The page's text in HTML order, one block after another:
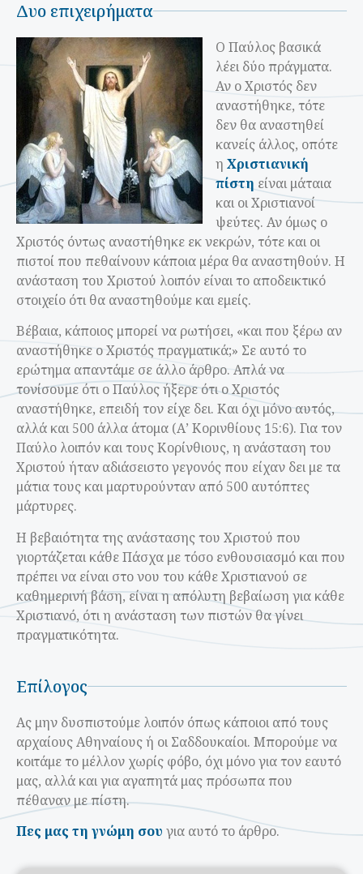
Δυο επιχειρήματα
Ο Παύλος βασικά
λέει δύο πράγματα.
Αν ο Χριστός δεν
αναστήθηκε, τότε
δεν θα αναστηθεί
κανείς άλλος, οπότε
η Χριστιανική
πίστη είναι μάταια
και οι Χριστιανοί
ψεύτες. Αν όμως ο
Χριστός όντως αναστήθηκε εκ νεκρών, τότε και οι
πιστοί που πεθαίνουν κάποια μέρα θα αναστηθούν. Η
ανάσταση του Χριστού λοιπόν είναι το αποδεικτικό
στοιχείο ότι θα αναστηθούμε και εμείς.
Βέβαια, κάποιος μπορεί να ρωτήσει, «και που ξέρω αν
αναστήθηκε ο Χριστός πραγματικά;» Σε αυτό το
ερώτημα απαντάμε σε άλλο άρθρο. Απλά να
τονίσουμε ότι ο Παύλος ήξερε ότι ο Χριστός
αναστήθηκε, επειδή τον είχε δει. Και όχι μόνο αυτός,
αλλά και 500 άλλα άτομα (Α’ Κορινθίους 15:6). Για τον
Παύλο λοιπόν και τους Κορίνθιους, η ανάσταση του
Χριστού ήταν αδιάσειστο γεγονός που είχαν δει με τα
μάτια τους και μαρτυρούνταν από 500 αυτόπτες
μάρτυρες.
Η βεβαιότητα της ανάστασης του Χριστού που
γιορτάζεται κάθε Πάσχα με τόσο ενθουσιασμό και που
πρέπει να είναι στο νου του κάθε Χριστιανού σε
καθημερινή βάση, είναι η απόλυτη βεβαίωση για κάθε
Χριστιανό, ότι η ανάσταση των πιστών θα γίνει
πραγματικότητα.
Επίλογος
Ας μην δυσπιστούμε λοιπόν όπως κάποιοι από τους
αρχαίους Αθηναίους ή οι Σαδδουκαίοι. Μπορούμε να
κοιτάμε το μέλλον χωρίς φόβο, όχι μόνο για τον εαυτό
μας, αλλά και για αγαπητά μας πρόσωπα που
πέθαναν με πίστη.
Πες μας τη γνώμη σου για αυτό το άρθρο.